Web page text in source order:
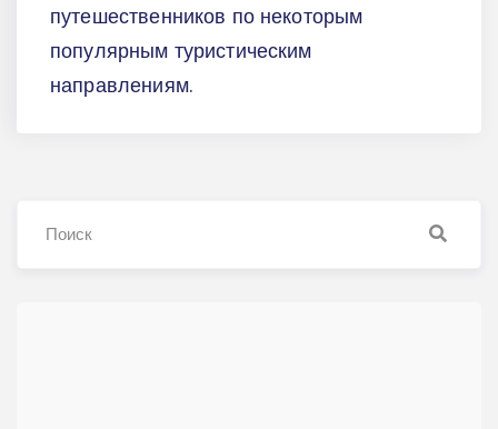
путешественников по некоторым
популярным туристическим
направлениям.